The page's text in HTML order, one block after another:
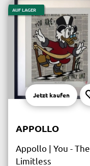
AUF LAGER
Jetzt kaufen
APPOLLO
Appollo | You - The
Limitless